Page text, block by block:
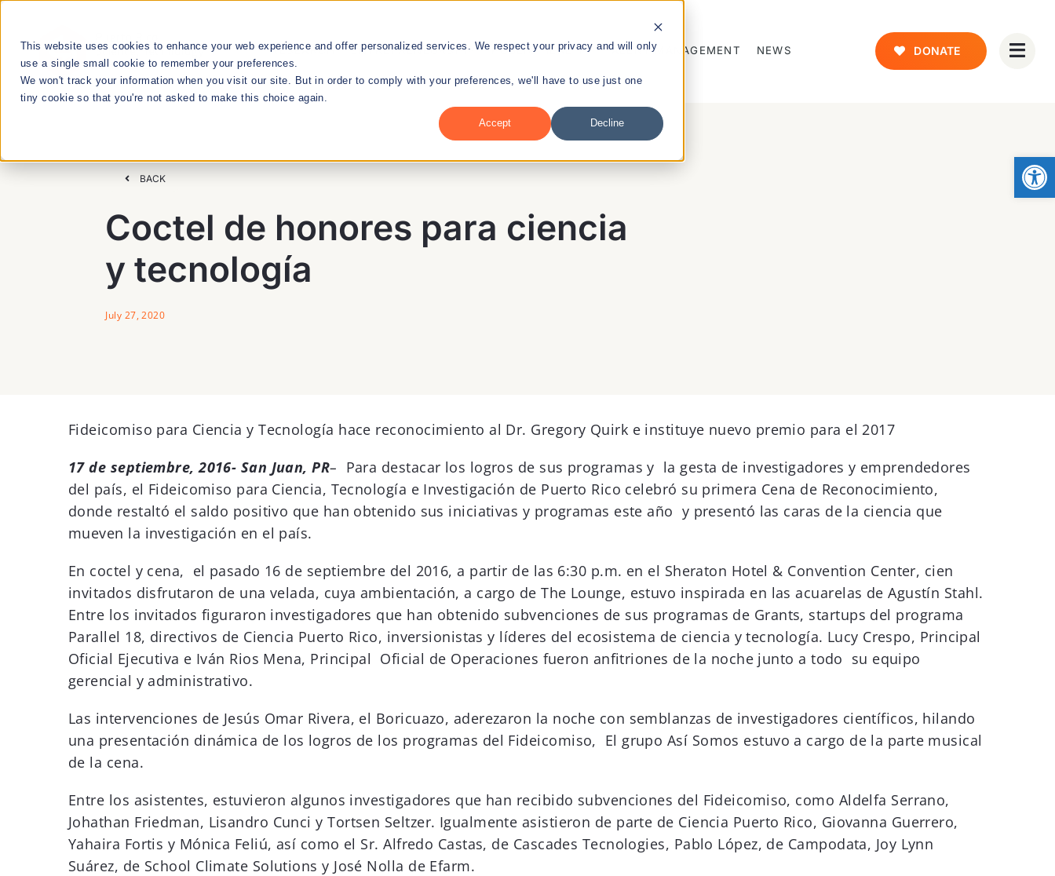
This website uses cookies to enhance your web experience and offer personalized services. We respect your privacy and will only
use a single small cookie to remember your preferences.
We won't track your information when you visit our site. But in order to comply with your preferences, we'll have to use just one
tiny cookie so that you're not asked to make this choice again.
Accept Decline
content
RESEARCH ENTREPRENEURSHIP PUBLIC HEALTH TALENT MANAGEMENT
We Cultivate
Talent Management
RESEARCH & INNOVATION MEETUPS
STEM EDUCATION & WORKFORCE
NEWS DONATE
BACK
Coctel de honores para ciencia
y tecnología
July 27, 2020
Larger
Fideicomiso para Ciencia y Tecnología hace reconocimiento al Dr. Gregory Quirk e instituye nuevo premio para el 2017
17 de septiembre, 2016- San Juan, PR– Para destacar los logros de sus programas y la gesta de investigadores y emprendedores
del país, el Fideicomiso para Ciencia, Tecnología e Investigación de Puerto Rico celebró su primera Cena de Reconocimiento,
donde restaltó el saldo positivo que han obtenido sus iniciativas y programas este año y presentó las caras de la ciencia que
mueven la investigación en el país.
En coctel y cena, el pasado 16 de septiembre del 2016, a partir de las 6:30 p.m. en el Sheraton Hotel & Convention Center, cien
invitados disfrutaron de una velada, cuya ambientación, a cargo de The Lounge, estuvo inspirada en las acuarelas de Agustín Stahl.
Entre los invitados figuraron investigadores que han obtenido subvenciones de sus programas de Grants, startups del programa
Parallel 18, directivos de Ciencia Puerto Rico, inversionistas y líderes del ecosistema de ciencia y tecnología. Lucy Crespo, Principal
Oficial Ejecutiva e Iván Rios Mena, Principal Oficial de Operaciones fueron anfitriones de la noche junto a todo su equipo
gerencial y administrativo.
Las intervenciones de Jesús Omar Rivera, el Boricuazo, aderezaron la noche con semblanzas de investigadores científicos, hilando
una presentación dinámica de los logros de los programas del Fideicomiso, El grupo Así Somos estuvo a cargo de la parte musical
de la cena.
Entre los asistentes, estuvieron algunos investigadores que han recibido subvenciones del Fideicomiso, como Aldelfa Serrano,
Johathan Friedman, Lisandro Cunci y Tortsen Seltzer. Igualmente asistieron de parte de Ciencia Puerto Rico, Giovanna Guerrero,
Yahaira Fortis y Mónica Feliú, así como el Sr. Alfredo Castas, de Cascades Tecnologies, Pablo López, de Campodata, Joy Lynn
Suárez, de School Climate Solutions y José Nolla de Efarm.